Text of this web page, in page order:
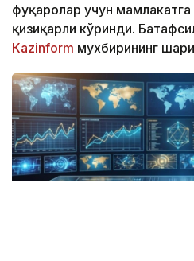
фуқаролар учун мамлакатга
қизиқарли кўринди.
Кazinform мухбирининг